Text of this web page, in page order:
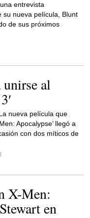
entrevista
su nueva película, Blunt
de sus próximos
al
nueva película que
Apocalypse’ llegó a
con dos míticos de
X-Men:
en